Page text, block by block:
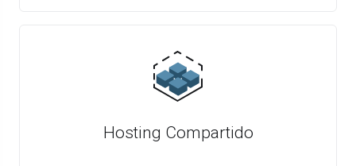
Hosting Compartido